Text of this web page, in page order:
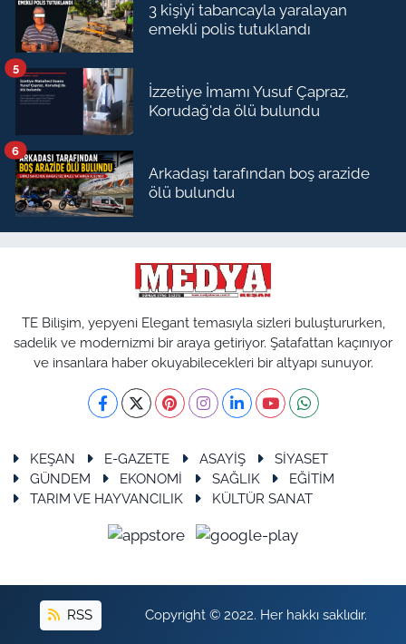
3 kişiyi tabancayla yaralayan
emekli polis tutuklandı
İzzetiye İmamı Yusuf Çapraz,
Korudağ'da ölü bulundu
5
Arkadaşı tarafından boş arazide
ölü bulundu
6
TE Bilişim, yepyeni Elegant temasıyla sizleri buluştururken,
sadelik ve modernizmi bir araya getiriyor. Şatafattan kaçınıyor
ve insanlara haber okuyabilecekleri bir altyapı sunuyor.
KEŞAN E-GAZETE ASAYİŞ
SİYASET
GÜNDEM
EKONOMİ SAĞLIK
EĞİTİM
TARIM VE HAYVANCILIK
KÜLTÜR SANAT
RSS Copyright © 2022. Her hakkı saklıdır.